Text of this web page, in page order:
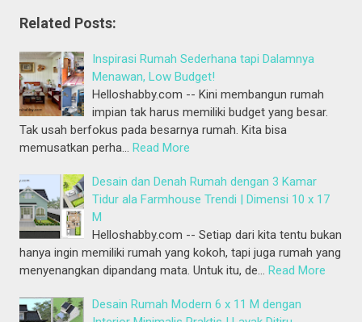
Related Posts:
Inspirasi Rumah Sederhana tapi Dalamnya
Menawan, Low Budget!
Helloshabby.com -- Kini membangun rumah
impian tak harus memiliki budget yang besar.
Tak usah berfokus pada besarnya rumah. Kita bisa
memusatkan perha… Read More
Desain dan Denah Rumah dengan 3 Kamar
Tidur ala Farmhouse Trendi | Dimensi 10 x 17
M
Helloshabby.com -- Setiap dari kita tentu bukan
hanya ingin memiliki rumah yang kokoh, tapi juga rumah yang
menyenangkan dipandang mata. Untuk itu, de… Read More
Desain Rumah Modern 6 x 11 M dengan